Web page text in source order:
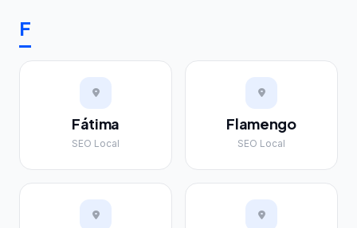
F
Fátima
SEO Local
Flamengo
SEO Local